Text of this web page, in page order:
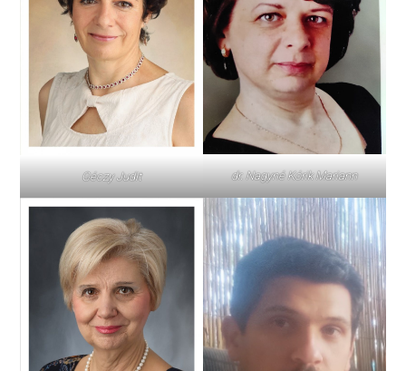
Géczy Judit dr. Nagyné Kórik Mariann